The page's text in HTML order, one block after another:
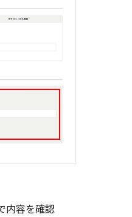
内容を確認